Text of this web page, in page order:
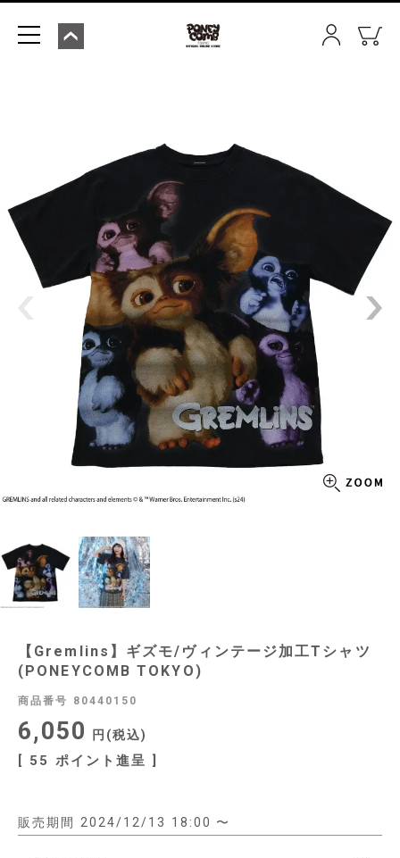
【Gremlins】ギズモ/ヴィンテージ加工Tシャツ
(PONEYCOMB TOKYO)
商品番号 80440150
6,050 税込
[ 55 ポイント進呈 ]
販売期間 2024/12/13 18:00 〜